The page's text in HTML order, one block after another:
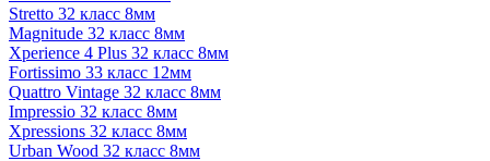
Stretto 32 класс 8мм
Magnitude 32 класс 8мм
Xperience 4 Plus 32 класс 8мм
Fortissimo 33 класс 12мм
Quattro Vintage 32 класс 8мм
Impressio 32 класс 8мм
Xpressions 32 класс 8мм
Urban Wood 32 класс 8мм